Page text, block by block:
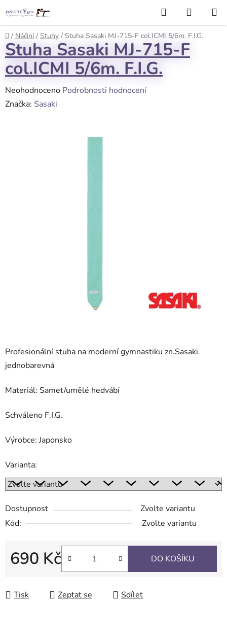
na
obsah
Hledat
KOŠÍK
Domů
/ Náčiní / Stuhy / Stuha Sasaki MJ-715-F col.ICMI 5/6m. F.I.G.
Profesionální stuha na moderní gymnastiku zn.Sasaki.
jednobarevná
Materiál: Samet/umělé hedvábí
Schváleno F.I.G.
Výrobce: Japonsko
Varianta:
Dostupnost
Zvolte variantu
Kód:
Zvolte variantu
690 Kč DO KOŠÍKU
Tisk Zeptat se Sdílet
Stuha Sasaki MJ-715-F
col.ICMI 5/6m. F.I.G.
Průměrné
hodnocení
Neohodnoceno Podrobnosti hodnocení
Značka: Sasaki